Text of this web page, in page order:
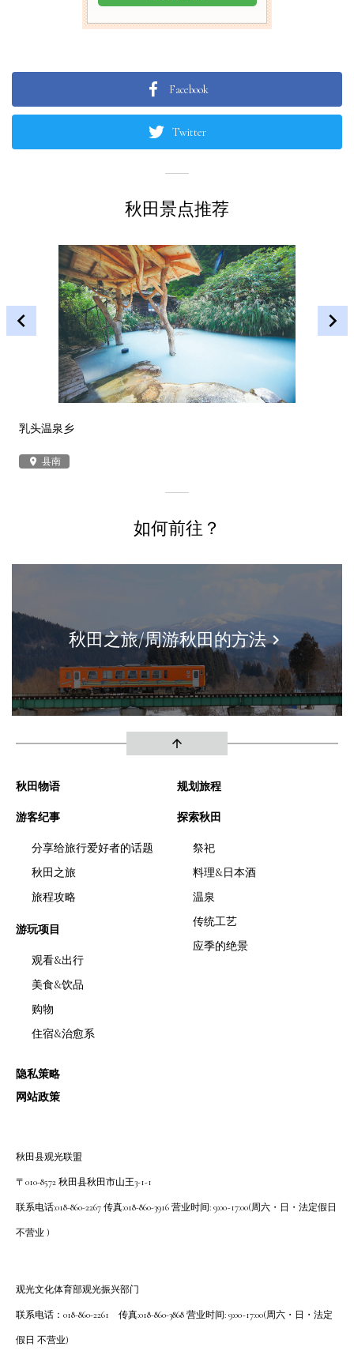
Facebook
Twitter
秋田景点推荐
乳头温泉乡
place 县南
如何前往？
秋田之旅/周游秋田的方法keyboard_arrow_right
arrow_upward
秋田物语 规划旅程
游客纪事
分享给旅行爱好者的话题
秋田之旅
旅程攻略
探索秋田
祭祀
料理&日本酒
温泉
传统工艺
应季的绝景
游玩项目
观看&出行
美食&饮品
购物
住宿&治愈系
隐私策略
网站政策
秋田县观光联盟
〒010-8572 秋田县秋田市山王3-1-1
联系电话:018-860-2267 传真:018-860-3916 营业时间: 9:00~17:00(周六・日・法定假日
不营业 )
观光文化体育部观光振兴部门
联系电话：018-860-2261 传真:018-860-3868 营业时间: 9:00~17:00(周六・日・法定
假日 不营业)